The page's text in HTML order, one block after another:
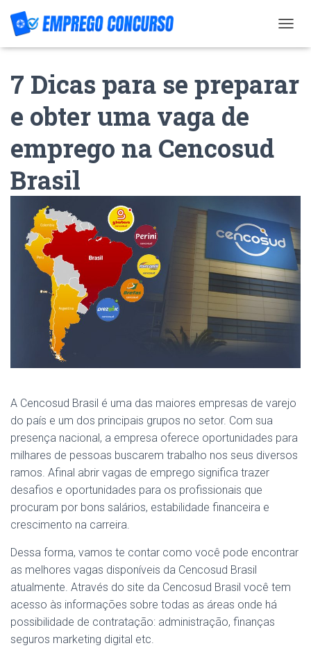
O
N
7 Dicas para se preparar
e obter uma vaga de
emprego na Cencosud
Brasil
A Cencosud Brasil é uma das maiores empresas de varejo
do país e um dos principais grupos no setor. Com sua
presença nacional, a empresa oferece oportunidades para
milhares de pessoas buscarem trabalho nos seus diversos
ramos. Afinal abrir vagas de emprego significa trazer
desafios e oportunidades para os profissionais que
procuram por bons salários, estabilidade financeira e
crescimento na carreira.
Dessa forma, vamos te contar como você pode encontrar
as melhores vagas disponíveis da Cencosud Brasil
atualmente. Através do site da Cencosud Brasil você tem
acesso às informações sobre todas as áreas onde há
possibilidade de contratação: administração, finanças
seguros marketing digital etc.